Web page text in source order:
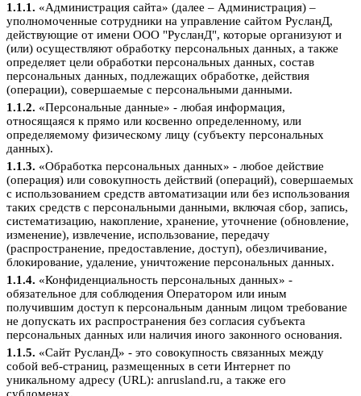
1.1.1. «Администрация сайта» (далее – Администрация) –
уполномоченные сотрудники на управление сайтом РусланД,
действующие от имени ООО "РусланД", которые организуют и
(или) осуществляют обработку персональных данных, а также
определяет цели обработки персональных данных, состав
персональных данных, подлежащих обработке, действия
(операции), совершаемые с персональными данными.
1.1.2. «Персональные данные» - любая информация,
относящаяся к прямо или косвенно определенному, или
определяемому физическому лицу (субъекту персональных
данных).
1.1.3. «Обработка персональных данных» - любое действие
(операция) или совокупность действий (операций), совершаемых
с использованием средств автоматизации или без использования
таких средств с персональными данными, включая сбор, запись,
систематизацию, накопление, хранение, уточнение (обновление,
изменение), извлечение, использование, передачу
(распространение, предоставление, доступ), обезличивание,
блокирование, удаление, уничтожение персональных данных.
1.1.4. «Конфиденциальность персональных данных» -
обязательное для соблюдения Оператором или иным
получившим доступ к персональным данным лицом требование
не допускать их распространения без согласия субъекта
персональных данных или наличия иного законного основания.
1.1.5. «Сайт РусланД» - это совокупность связанных между
собой веб-страниц, размещенных в сети Интернет по
уникальному адресу (URL): anrusland.ru, а также его